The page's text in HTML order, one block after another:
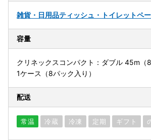
雑貨・日用品ティッシュ・トイレットペ
容量
クリネックスコンパクト：ダブル 45m（8
1ケース（8パック入り）
配送
常温 冷蔵 冷凍 定期 ギフト